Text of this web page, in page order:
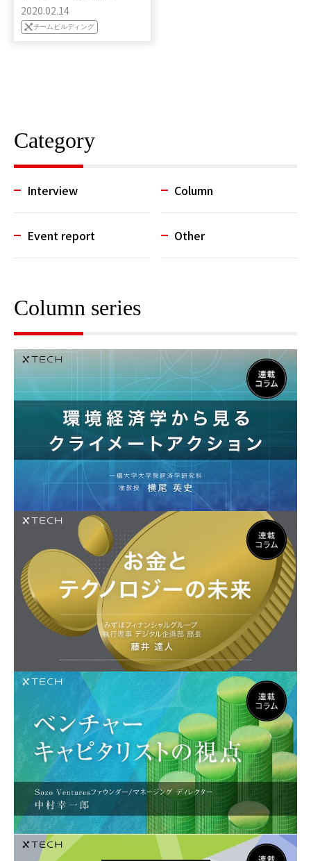
2020.02.14
チームビルディング
Category
Interview Column
Event report Other
Column series